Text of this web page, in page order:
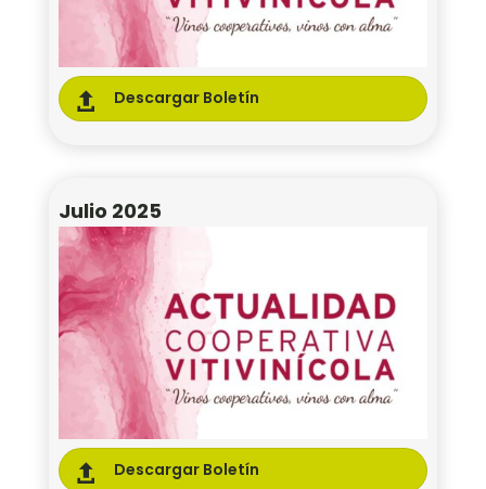
 Descargar Boletín
Julio 2025
 Descargar Boletín